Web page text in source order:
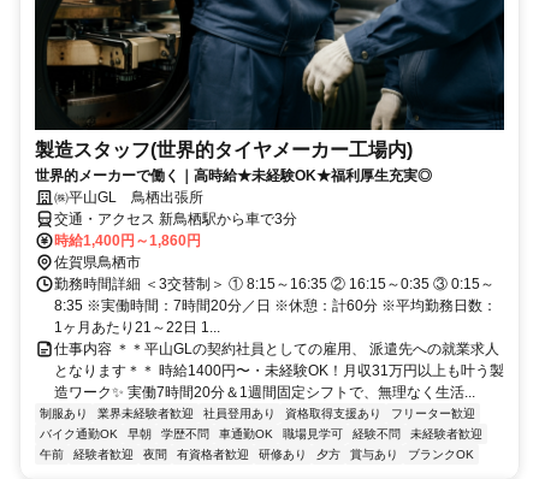
製造スタッフ(世界的タイヤメーカー工場内)
世界的メーカーで働く｜高時給★未経験OK★福利厚生充実◎
㈱平山GL 鳥栖出張所
交通・アクセス 新鳥栖駅から車で3分
時給1,400円～1,860円
佐賀県鳥栖市
勤務時間詳細 ＜3交替制＞ ① 8:15～16:35 ② 16:15～0:35 ③ 0:15～
8:35 ※実働時間：7時間20分／日 ※休憩：計60分 ※平均勤務日数：
1ヶ月あたり21～22日 1...
仕事内容 ＊＊平山GLの契約社員としての雇用、 派遣先への就業求人
となります＊＊ 時給1400円〜・未経験OK！月収31万円以上も叶う製
造ワーク✨ 実働7時間20分＆1週間固定シフトで、無理なく生活...
制服あり 業界未経験者歓迎 社員登用あり 資格取得支援あり
フリーター歓迎
バイク通勤OK
早朝 学歴不問 車通勤OK 職場見学可 経験不問
未経験者歓迎
午前
経験者歓迎 夜間 有資格者歓迎 研修あり 夕方 賞与あり ブランクOK